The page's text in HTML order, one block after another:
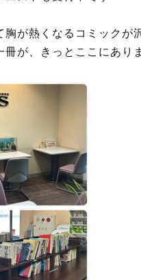
が熱くなるコミックが
が、きっとここにあり